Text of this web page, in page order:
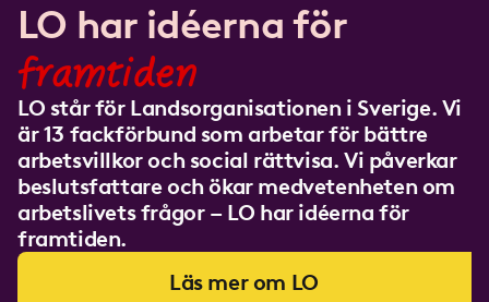
LO har idéerna för
framtiden
LO står för Landsorganisationen i Sverige. Vi
är 13 fackförbund som arbetar för bättre
arbetsvillkor och social rättvisa. Vi påverkar
beslutsfattare och ökar medvetenheten om
arbetslivets frågor – LO har idéerna för
framtiden.
Läs mer om LO